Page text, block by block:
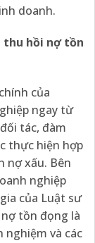
doanh.
thu hồi nợ tồn
của
ngay từ
tác, đàm
thực hiện hợp
nợ xấu. Bên
nghiệp
của Luật sư
tồn đọng là
nghiệm và các